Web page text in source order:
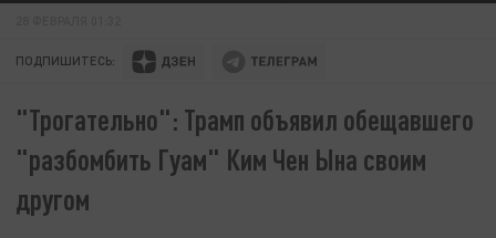
ПОДПИШИТЕСЬ:
"Трогательно": Трамп объявил обещавшего
"разбомбить Гуам" Ким Чен Ына своим
другом